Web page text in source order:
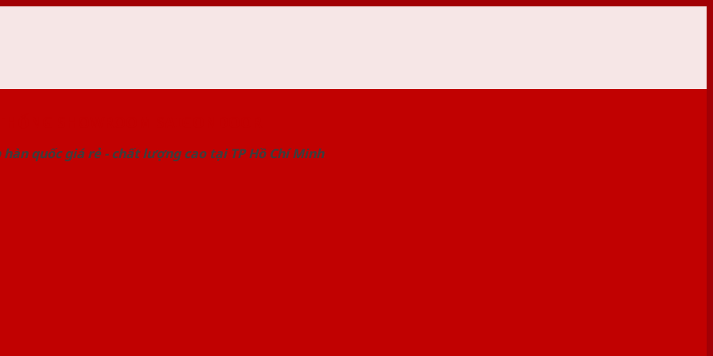
quốc giá rẻ - chất lượng cao tại TP Hồ Chí Minh